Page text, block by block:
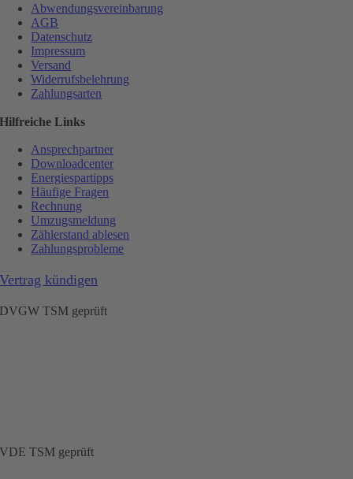
Abwendungsvereinbarung
AGB
Datenschutz
Impressum
Versand
Widerrufsbelehrung
Zahlungsarten
Hilfreiche Links
Ansprechpartner
Downloadcenter
Energiespartipps
Häufige Fragen
Rechnung
Umzugsmeldung
Zählerstand ablesen
Zahlungsprobleme
Vertrag kündigen
DVGW TSM geprüft
VDE TSM geprüft